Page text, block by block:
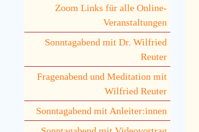
Zoom Links für alle Online-
Veranstaltungen
Sonntagabend mit Dr. Wilfried
Reuter
Fragenabend und Meditation mit
Wilfried Reuter
Sonntagabend mit Anleiter:innen